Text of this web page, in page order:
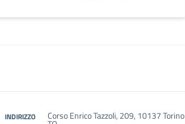
INDIRIZZO Corso Enrico Tazzoli, 209, 10137 Torino